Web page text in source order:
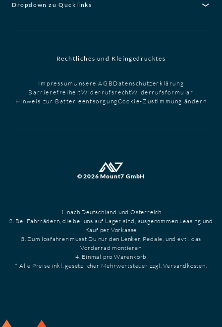
Dropdown zu Qucklinks
Rechtliches und Kleingedrucktes
Impressum Unsere AGB Datenschutzerklärung
BarrierefreiheitWiderrufsrechtWiderrufsformular
Hinweis zur BatterieentsorgungCookie-Zustimmung ändern
© 2026 Mount7 GmbH
1. nach Deutschland und Österreich
2. Bei Fahrrädern, die bei uns auf Lager sind, ausgenommen Leasing und
Kauf per Vorkasse
3. Zum losfahren musst Du nur den Lenker, Pedale, und evtl. das
Vorderrad montieren
4. Einmal pro Warenkorb
* Alle Preise inkl. gesetzlicher Mehrwertsteuer zzgl. Versandkosten.